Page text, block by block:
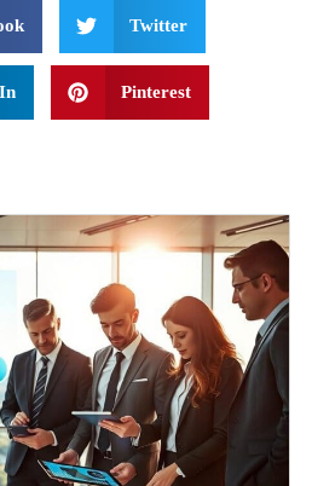
Twitter
Pinterest